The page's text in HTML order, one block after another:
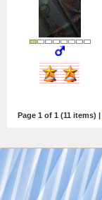
Page 1 of 1 (11 items) |